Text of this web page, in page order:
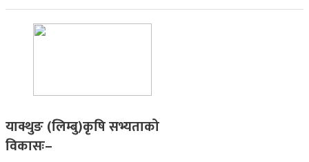
याक्थुङ (लिम्बु)कृषि सभ्यताको
विकासः–